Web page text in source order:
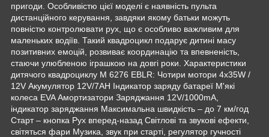
пригоди. Особливістю цієї моделі є наявність пульта
дистанційного керування, завдяки якому батьки можуть
повністю контролювати рух, що є особливо важливим для
маленьких водіїв. Такий квадроцикл подарує дитині масу
позитивних емоцій, розвиває координацію та впевненість,
стаючи улюбленою іграшкою на довгі роки. Характеристики
дитячого квадроциклу M 6276 EBLR: Чотири мотори 4х35W /
12V Акумулятор 12V/7AH Індикатор заряду батареї М'які
колеса EVA Амортизатори Заряджання 12V/1000mA,
індикатор заряджання Максимальна швидкість – до 7 км/год
Старт – кнопка Рух вперед-назад Світлові та звукові ефекти,
світяться фари Музика, звук при старті, регулятор гучності